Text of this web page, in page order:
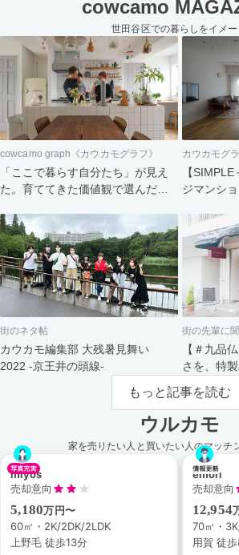
cowcamo
世田谷区での暮らしをイメ
cowcamo graph《カウカモグラフ》
「ここで暮らす自分たち」が見え
た。育ててきた価値観で選んだ住
カウカモグ
【
ジマンシ
らし
街のネタ帖
カウカモ編集部 大残暑見舞い
2022 -京王井の頭線-
街の先輩に聞
【＃九品
さを、特
もっと記事を読む
ウルカモ
家を売りたい人と買いたい人のマッチ
miyos
売却意向
5,180万円〜
60㎡・2K/2DK/2LDK
上野毛 徒歩13分
emori
売却意向
12,954
70㎡・
用賀 徒